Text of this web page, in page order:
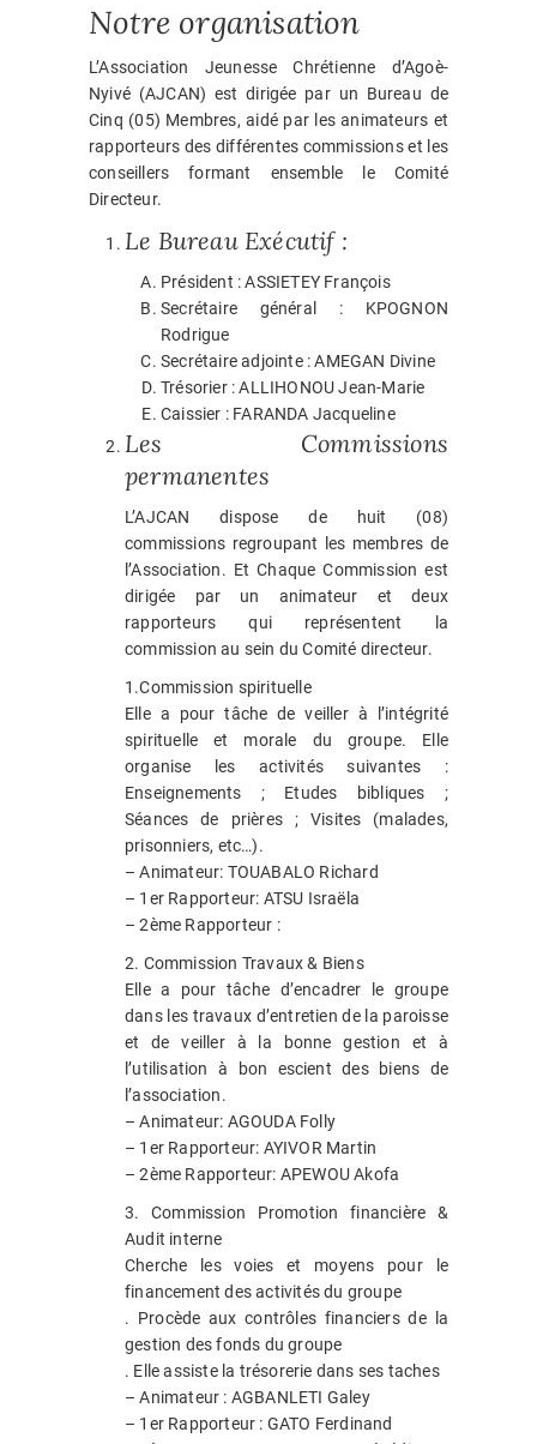
Notre organisation
L’Association Jeunesse Chrétienne d’Agoè-
Nyivé (AJCAN) est dirigée par un Bureau de
Cinq (05) Membres, aidé par les animateurs et
rapporteurs des différentes commissions et les
conseillers formant ensemble le Comité
Directeur.
Le Bureau Exécutif :
Président : ASSIETEY François
Secrétaire général : KPOGNON
Rodrigue
Secrétaire adjointe : AMEGAN Divine
Trésorier : ALLIHONOU Jean-Marie
Caissier : FARANDA Jacqueline
Les Commissions
permanentes
L’AJCAN dispose de huit (08)
commissions regroupant les membres de
l’Association. Et Chaque Commission est
dirigée par un animateur et deux
rapporteurs qui représentent la
commission au sein du Comité directeur.
1.Commission spirituelle
Elle a pour tâche de veiller à l’intégrité
spirituelle et morale du groupe. Elle
organise les activités suivantes :
Enseignements ; Etudes bibliques ;
Séances de prières ; Visites (malades,
prisonniers, etc…).
– Animateur: TOUABALO Richard
– 1er Rapporteur: ATSU Israëla
– 2ème Rapporteur :
2. Commission Travaux & Biens
Elle a pour tâche d’encadrer le groupe
dans les travaux d’entretien de la paroisse
et de veiller à la bonne gestion et à
l’utilisation à bon escient des biens de
l’association.
– Animateur: AGOUDA Folly
– 1er Rapporteur: AYIVOR Martin
– 2ème Rapporteur: APEWOU Akofa
3. Commission Promotion financière &
Audit interne
Cherche les voies et moyens pour le
financement des activités du groupe
. Procède aux contrôles financiers de la
gestion des fonds du groupe
. Elle assiste la trésorerie dans ses taches
– Animateur : AGBANLETI Galey
– 1er Rapporteur : GATO Ferdinand